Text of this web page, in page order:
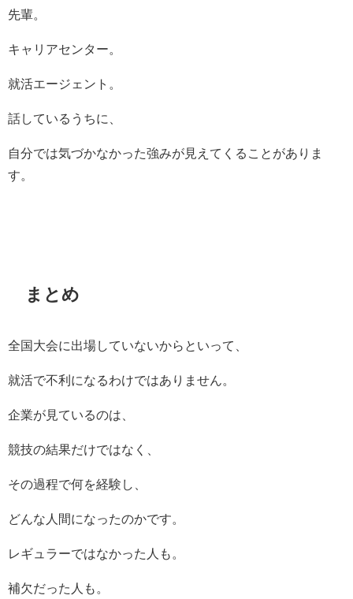
先輩。
キャリアセンター。
就活エージェント。
話しているうちに、
自分では気づかなかった強みが見えてくることがありま
す。
まとめ
全国大会に出場していないからといって、
就活で不利になるわけではありません。
企業が見ているのは、
競技の結果だけではなく、
その過程で何を経験し、
どんな人間になったのかです。
レギュラーではなかった人も。
補欠だった人も。